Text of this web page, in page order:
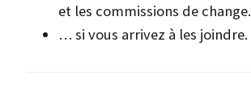
et les commissions de change.
… si vous arrivez à les joindre.